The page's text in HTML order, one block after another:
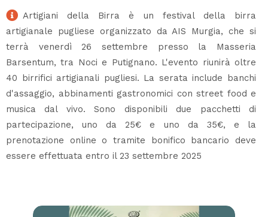
Artigiani della Birra è un festival della birra
artigianale pugliese organizzato da AIS Murgia, che si
terrà venerdì 26 settembre presso la Masseria
Barsentum, tra Noci e Putignano. L'evento riunirà oltre
40 birrifici artigianali pugliesi. La serata include banchi
d'assaggio, abbinamenti gastronomici con street food e
musica dal vivo. Sono disponibili due pacchetti di
partecipazione, uno da 25€ e uno da 35€, e la
prenotazione online o tramite bonifico bancario deve
essere effettuata entro il 23 settembre 2025